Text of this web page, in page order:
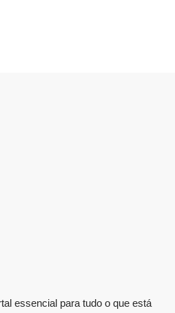
essencial para tudo o que está